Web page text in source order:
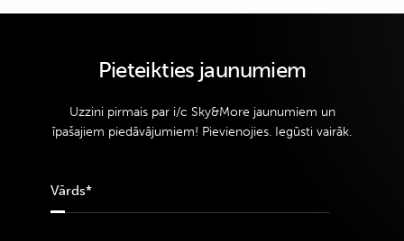
Pieteikties jaunumiem
Uzzini pirmais par i/c Sky&More jaunumiem un
īpašajiem piedāvājumiem! Pievienojies. Iegūsti vairāk.